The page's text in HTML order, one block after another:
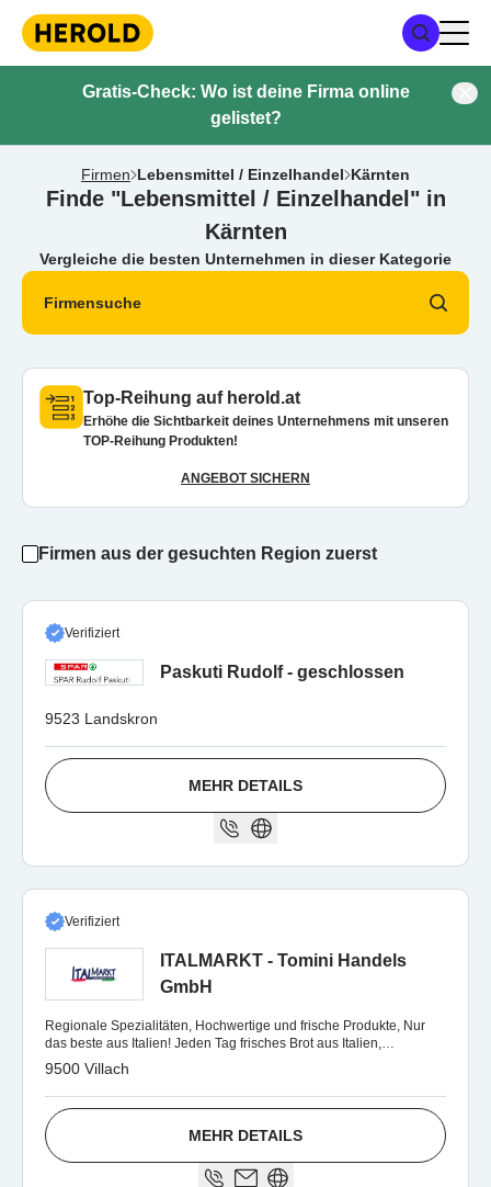
Gratis-Check: Wo ist deine Firma online
gelistet?
Firmen Lebensmittel / Einzelhandel Kärnten
Finde "Lebensmittel / Einzelhandel" in
Kärnten
Vergleiche die besten Unternehmen in dieser Kategorie
Firmensuche
Top-Reihung auf herold.at
Erhöhe die Sichtbarkeit deines Unternehmens mit unseren
TOP-Reihung Produkten!
ANGEBOT SICHERN
Firmen aus der gesuchten Region zuerst
Verifiziert
Paskuti Rudolf - geschlossen
9523 Landskron
MEHR DETAILS
Verifiziert
ITALMARKT - Tomini Handels
GmbH
Regionale Spezialitäten, Hochwertige und frische Produkte, Nur
das beste aus Italien! Jeden Tag frisches Brot aus Italien,
Italienische Jause.
9500 Villach
MEHR DETAILS